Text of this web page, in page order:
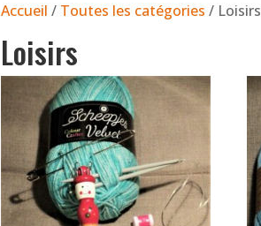
Accueil / Toutes les catégories / Loisirs
Loisirs